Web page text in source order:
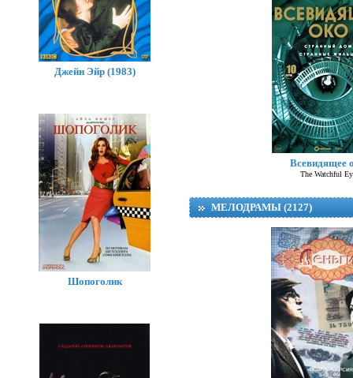
Всевидящее
The Watchful
МЕЛОДРАМЫ (2127)
Джейн Эйр (1983)
Шопоголик